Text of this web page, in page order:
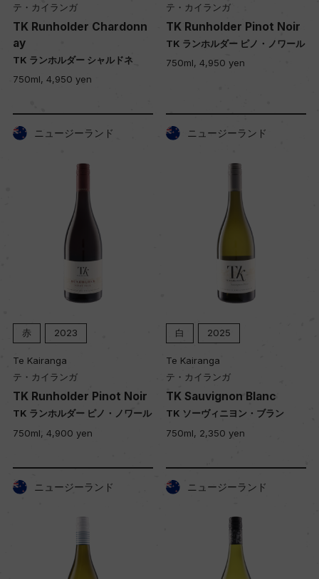
テ・カイランガ
TK Runholder Chardonn
ay
TK ランホルダー シャルドネ
750ml, 4,950 yen
テ・カイランガ
TK Runholder Pinot Noir
TK ランホルダー ピノ・ノワール
750ml, 4,950 yen
ニュージーランド
赤 2023
Te Kairanga
テ・カイランガ
TK Runholder Pinot Noir
TK ランホルダー ピノ・ノワール
750ml, 4,900 yen
ニュージーランド
白 2025
Te Kairanga
テ・カイランガ
TK Sauvignon Blanc
TK ソーヴィニヨン・ブラン
750ml, 2,350 yen
ニュージーランド ニュージーランド